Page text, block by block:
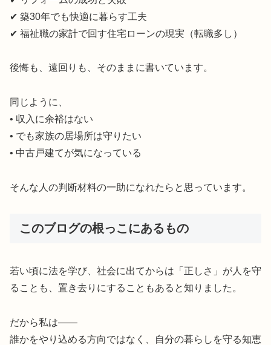
✔ 築30年でも快適に暮らす工夫
✔ 福祉職の家計で回す住宅ローンの現実（転職多し）
後悔も、遠回りも、そのままに書いています。
同じように、
• 収入に余裕はない
• でも家族の居場所は守りたい
• 中古戸建てが気になっている
そんな人の判断材料の一助になれたらと思っています。
このブログの根っこにあるもの
若い頃に法を学び、社会に出てからは「正しさ」が人を守
ることも、置き去りにすることもあると知りました。
だから私は——
誰かをやり込める方向ではなく、自分の暮らしを守る知恵